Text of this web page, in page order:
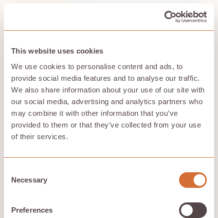
This website uses cookies
We use cookies to personalise content and ads, to
provide social media features and to analyse our traffic.
We also share information about your use of our site with
our social media, advertising and analytics partners who
may combine it with other information that you’ve
provided to them or that they’ve collected from your use
of their services.
Selection
Necessary
Preferences
Contractuels gouvernementaux et
réglementations en matière de
confidentialité des données
Les sous-traitants de la défense travaillent sur des
projets sensibles, en étroite collaborationexigences de
sécurité
, et des sous-traitants éparpillés. La mise en
œuvre de systèmes de gestion de la sécurité de
l'information (ISMS) est cruciale pour maintenir la
sécurité de ces projets sensibles. Une erreur d'accès
peut avoir de graves conséquences.
Le point de vue de Hivenet :
pourquoi la distribution a du